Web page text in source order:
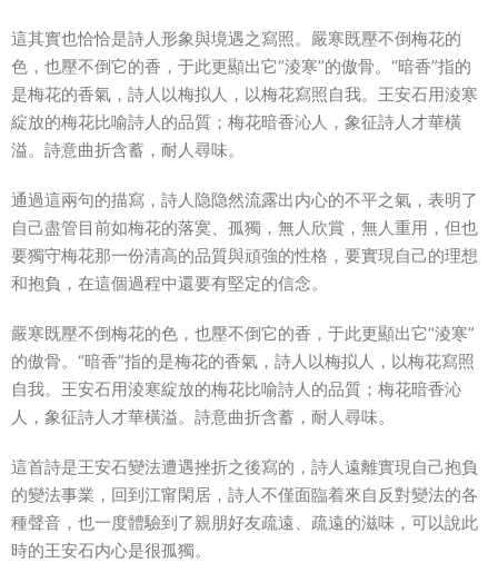
這其實也恰恰是詩人形象與境遇之寫照。嚴寒既壓不倒梅花的
色，也壓不倒它的香，于此更顯出它“淩寒”的傲骨。“暗香”指的
是梅花的香氣，詩人以梅拟人，以梅花寫照自我。王安石用淩寒
綻放的梅花比喻詩人的品質；梅花暗香沁人，象征詩人才華橫
溢。詩意曲折含蓄，耐人尋味。
通過這兩句的描寫，詩人隐隐然流露出内心的不平之氣，表明了
自己盡管目前如梅花的落寞、孤獨，無人欣賞，無人重用，但也
要獨守梅花那一份清高的品質與頑強的性格，要實現自己的理想
和抱負，在這個過程中還要有堅定的信念。
嚴寒既壓不倒梅花的色，也壓不倒它的香，于此更顯出它“淩寒”
的傲骨。“暗香”指的是梅花的香氣，詩人以梅拟人，以梅花寫照
自我。王安石用淩寒綻放的梅花比喻詩人的品質；梅花暗香沁
人，象征詩人才華橫溢。詩意曲折含蓄，耐人尋味。
這首詩是王安石變法遭遇挫折之後寫的，詩人遠離實現自己抱負
的變法事業，回到江甯閑居，詩人不僅面臨着來自反對變法的各
種聲音，也一度體驗到了親朋好友疏遠、疏遠的滋味，可以說此
時的王安石内心是很孤獨。